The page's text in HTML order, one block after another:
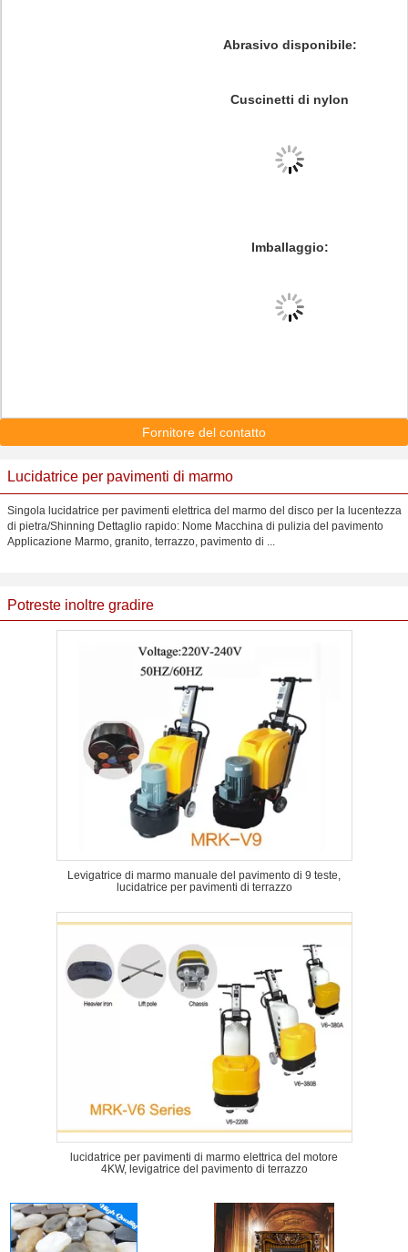
Abrasivo disponibile:
Cuscinetti di nylon
Imballaggio:
Fornitore del contatto
Lucidatrice per pavimenti di marmo
Singola lucidatrice per pavimenti elettrica del marmo del disco per la lucentezza
di pietra/Shinning Dettaglio rapido: Nome Macchina di pulizia del pavimento
Applicazione Marmo, granito, terrazzo, pavimento di ...
Potreste inoltre gradire
Levigatrice di marmo manuale del pavimento di 9 teste,
lucidatrice per pavimenti di terrazzo
lucidatrice per pavimenti di marmo elettrica del motore
4KW, levigatrice del pavimento di terrazzo